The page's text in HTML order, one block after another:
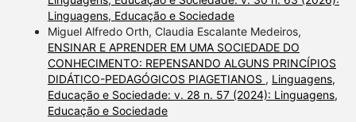
Linguagens, Educação e Sociedade
Miguel Alfredo Orth, Claudia Escalante Medeiros,
ENSINAR E APRENDER EM UMA SOCIEDADE DO
CONHECIMENTO: REPENSANDO ALGUNS PRINCÍPIOS
DIDÁTICO-PEDAGÓGICOS PIAGETIANOS , Linguagens,
Educação e Sociedade: v. 28 n. 57 (2024): Linguagens,
Educação e Sociedade